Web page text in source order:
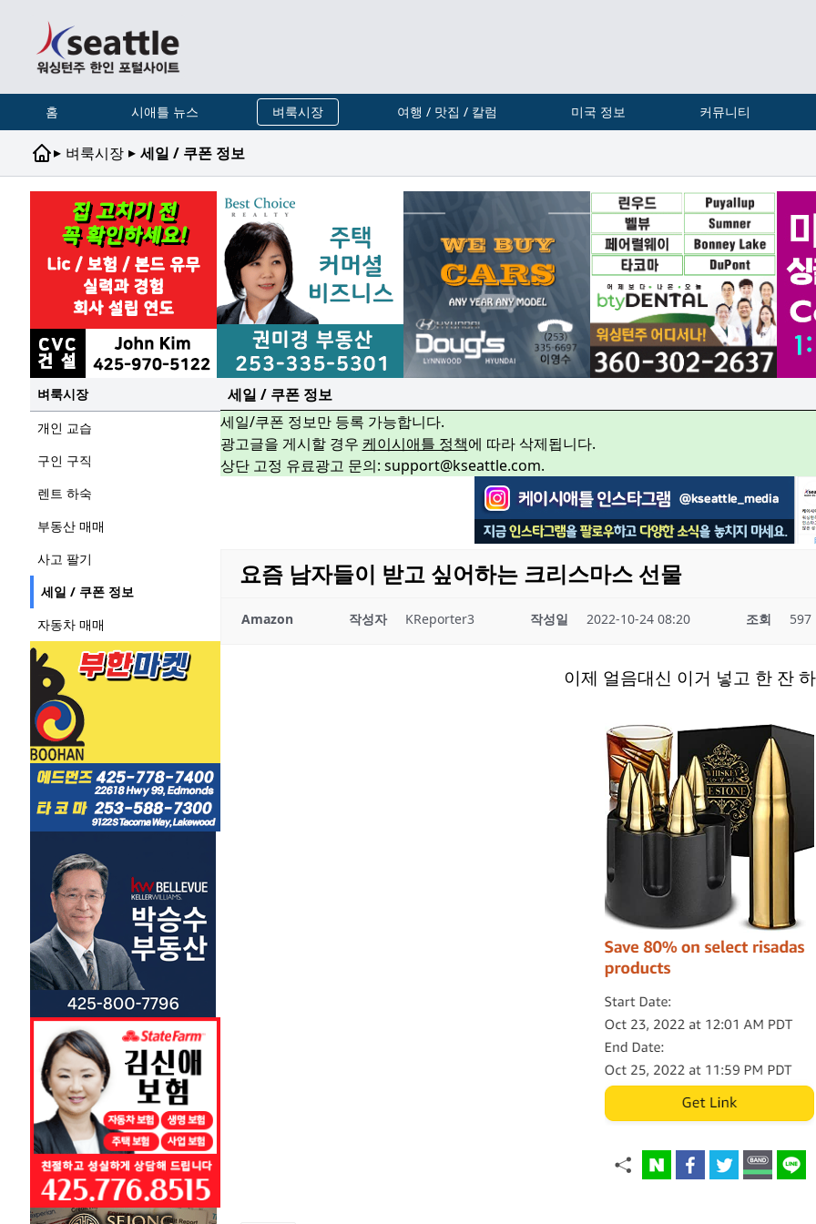
홈 시애틀 뉴스 벼룩시장 여행 / 맛집 / 칼럼 미국 정보 커뮤니티
▸ 벼룩시장 ▸ 세일 / 쿠폰 정보
벼룩시장
개인 교습
구인 구직
렌트 하숙
부동산 매매
사고 팔기
세일 / 쿠폰 정보
자동차 매매
세일 / 쿠폰 정보
세일/쿠폰 정보만 등록 가능합니다.
광고글을 게시할 경우 케이시애틀 정책에 따라 삭제됩니다.
상단 고정 유료광고 문의: support@kseattle.com.
요즘 남자들이 받고 싶어하는 크리스마스 선물
Amazon 작성자 KReporter3 작성일 2022-10-24 08:20 조회 597
이제 얼음대신 이거 넣고 한 잔